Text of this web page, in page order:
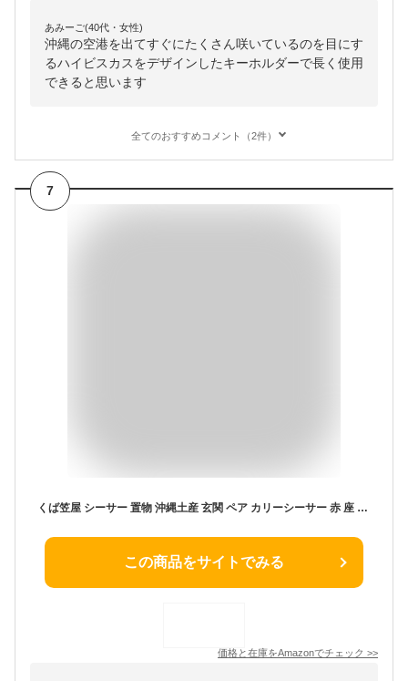
あみーご(40代・女性)
沖縄の空港を出てすぐにたくさん咲いているのを目にす
るハイビスカスをデザインしたキーホルダーで長く使用
できると思います
全てのおすすめコメント（2件）
7
くば笠屋 シーサー 置物 沖縄土産 玄関 ペア カリーシーサー 赤 座 開運 運気 風水 厄除け 縁起物 琉球
この商品をサイトでみる
価格と在庫をAmazonでチェック >>